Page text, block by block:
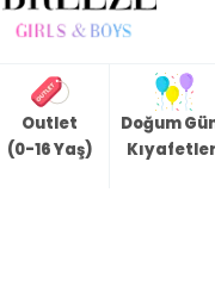
Outlet
(0-16 Yaş)
Doğum